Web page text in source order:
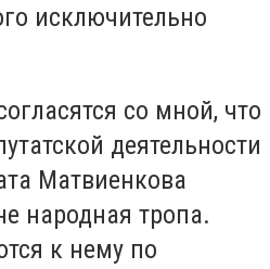
исключительно
со мной, что
деятельности
Матвиенкова
народная тропа.
к нему по